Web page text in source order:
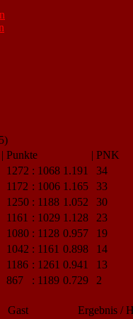
| Punkte | PNK
1272 : 1068 1.191
34
1172 : 1006 1.165
33
1250 : 1188 1.052
30
1161 : 1029 1.128
23
1080 : 1128 0.957
19
1042 : 1161 0.898
14
1186 : 1261 0.941
13
867 : 1189 0.729 2
Gast Ergebnis /